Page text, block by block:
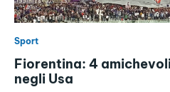
Sport
Fiorentina: 4
negli Usa